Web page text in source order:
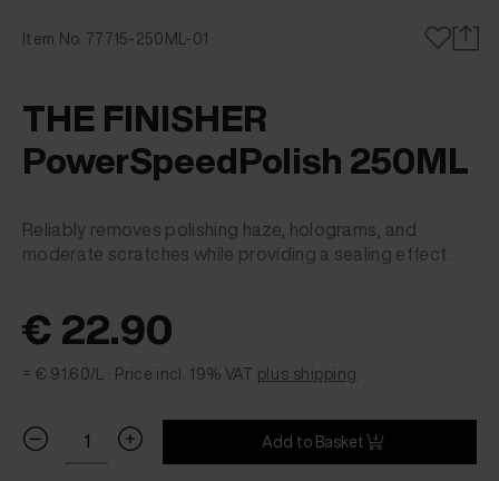
Item No. 77715-250ML-01
THE FINISHER
PowerSpeedPolish 250ML
Reliably removes polishing haze, holograms, and
moderate scratches while providing a sealing effect.
€ 22.90
= € 91.60/L · Price incl. 19% VAT plus shipping
Add to Basket